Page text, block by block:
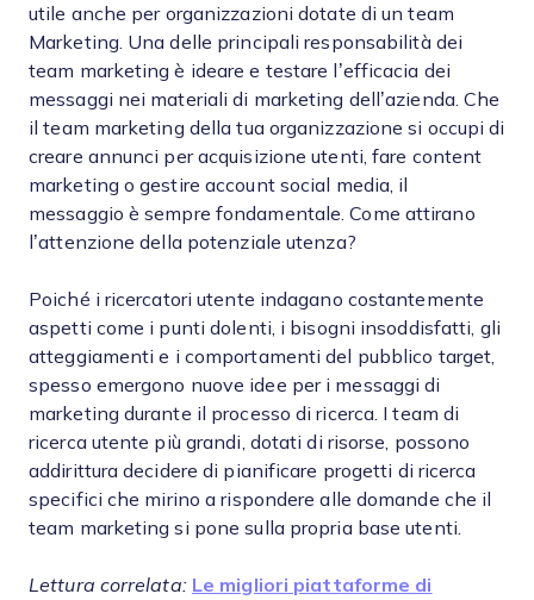
utile anche per organizzazioni dotate di un team
Marketing. Una delle principali responsabilità dei
team marketing è ideare e testare l’efficacia dei
messaggi nei materiali di marketing dell’azienda. Che
il team marketing della tua organizzazione si occupi di
creare annunci per acquisizione utenti, fare content
marketing o gestire account social media, il
messaggio è sempre fondamentale. Come attirano
l’attenzione della potenziale utenza?
Poiché i ricercatori utente indagano costantemente
aspetti come i punti dolenti, i bisogni insoddisfatti, gli
atteggiamenti e i comportamenti del pubblico target,
spesso emergono nuove idee per i messaggi di
marketing durante il processo di ricerca. I team di
ricerca utente più grandi, dotati di risorse, possono
addirittura decidere di pianificare progetti di ricerca
specifici che mirino a rispondere alle domande che il
team marketing si pone sulla propria base utenti.
Lettura correlata: Le migliori piattaforme di